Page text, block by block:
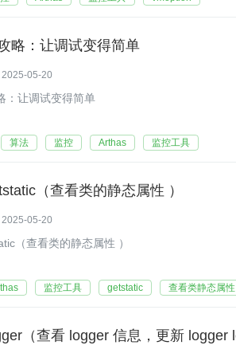
略：让调试变得简单
2025-05-20
：让调试变得简单
算法 监控 Arthas 监控工具
（查看类的静态属性 ）
2025-05-20
（查看类的静态属性 ）
监控工具 getstatic 查看类静态属性
（查看 logger 信息，更新 logger